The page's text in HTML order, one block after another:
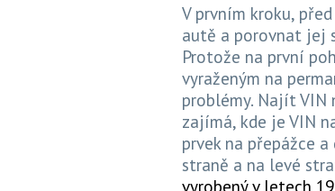
V prvním kroku,
autě a porovnat jej
Protože na první
vyraženým na
problémy. Najít VIN
zajímá, kde je VIN
prvek na přepážce
straně a na levé
vyrobený v letech